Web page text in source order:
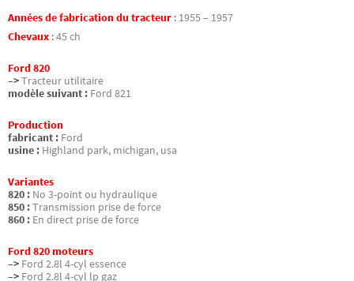
Années de fabrication du tracteur : 1955 – 1957
Chevaux :45 ch
Ford 820
–>Tracteur utilitaire
modèle suivant : Ford 821
Production
fabricant : Ford
usine : Highland park, michigan, usa
Variantes
820 : No 3-point ou hydraulique
850 :Transmission prise de force
860 : En direct prise de force
Ford 820 moteurs
–> Ford 2.8l 4-cyl essence
–> Ford 2.8l 4-cyl lp gaz